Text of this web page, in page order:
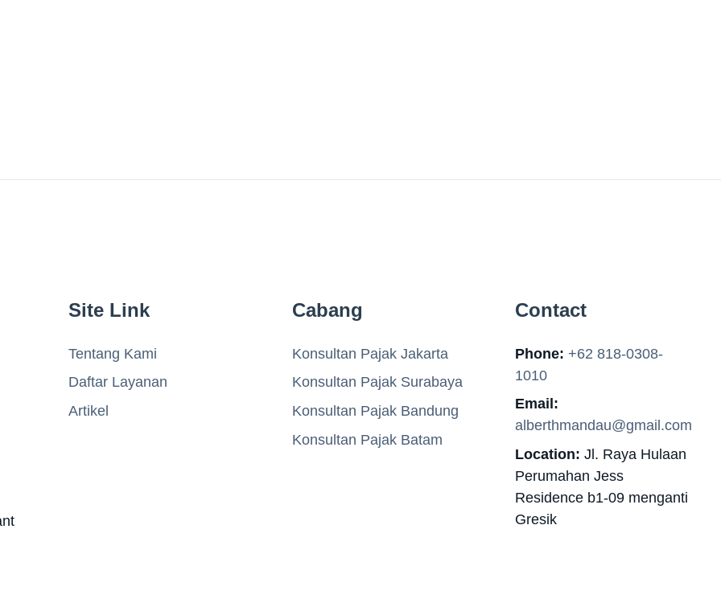
Site Link
Tentang Kami
Daftar Layanan
Artikel
Cabang
Konsultan Pajak Jakarta
Konsultan Pajak Surabaya
Konsultan Pajak Bandung
Konsultan Pajak Batam
Contact
Phone: +62 818-0308-
1010
Email:
alberthmandau@gmail.com
Location: Jl. Raya Hulaan
Perumahan Jess
Residence b1-09 menganti
Gresik